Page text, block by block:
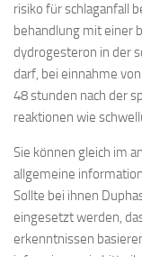
risiko für schlaganfall
behandlung mit einer
dydrogesteron in der
darf, bei einnahme
48 stunden nach der
reaktionen wie
Sie können gleich im
allgemeine
Sollte bei ihnen
eingesetzt werden,
erkenntnissen